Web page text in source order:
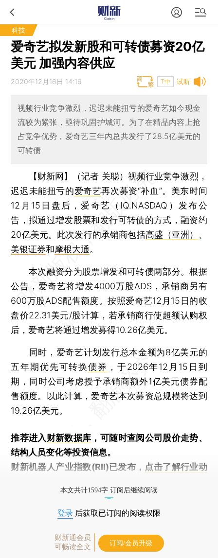
科技
爱奇艺拟发新股和可转债募资20亿
美元 加强内容供应
试听
2020年12月16日 14:16 T中
视频行业竞争激烈，迟迟未能扭亏的爱奇艺如今现金
流较为紧张，亟待巩固护城河。为了在精品内容上抢
占竞争优势，爱奇艺三年内总共发行了28.5亿美元的
可转债
【财新网】（记者 关聪） 视频行业竞争激烈，
迟迟未能扭亏的爱奇艺再次募资“补血”。美东时间
12月15日盘后，爱奇艺（IQ.NASDAQ）发布公
告，拟通过增发股票和发行可转债的方式，融资约
20亿美元。此次发行的承销商包括高盛（亚洲）
、
美银证券和摩根大通。
本次融资分为股票增发和可转债两部分。根据
公告，爱奇艺将增发4000万股ADS，承销商另有
600万股ADS配售额度。按照爱奇艺12月15日的收
盘价22.31美元/股计算，若承销商行使超额认购权
后，爱奇艺将通过增发募得10.26亿美元。
同时，爱奇艺计划发行总本金额为8亿美元的
五年期优先可转换债券 ，于2026年12月15日到
期，同时公司考虑授予承销商额外1亿美元债券配
售额度。以此计算，爱奇艺本次募资总规模将达到
19.26亿美元。
推荐进入财新数据库 ，可随时查阅公司股价走势、
结构人员变化等投资信息。
财新机器人产业指数(RII)已发布， 点击了解行业动
本文共计1594字 订阅后继续阅读
登录 后获取已订阅的阅读权限
财新通会员
可畅读全文
订阅/会员升级